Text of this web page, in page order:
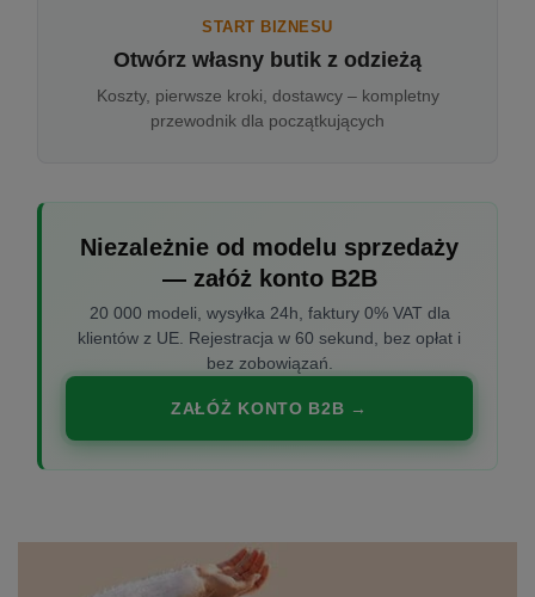
START BIZNESU
Otwórz własny butik z odzieżą
Koszty, pierwsze kroki, dostawcy – kompletny
przewodnik dla początkujących
Niezależnie od modelu sprzedaży
— załóż konto B2B
20 000 modeli, wysyłka 24h, faktury 0% VAT dla
klientów z UE. Rejestracja w 60 sekund, bez opłat i
bez zobowiązań.
ZAŁÓŻ KONTO B2B →